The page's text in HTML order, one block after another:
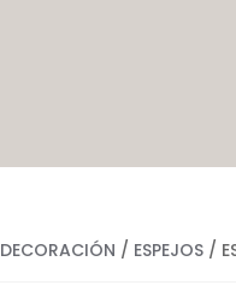
DECORACIÓN / ESPEJOS /